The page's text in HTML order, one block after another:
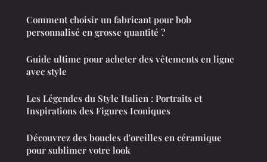
Comment choisir un fabricant pour bob
personnalisé en grosse quantité ?
Guide ultime pour acheter des vêtements en ligne
avec style
Les Légendes du Style Italien : Portraits et
Inspirations des Figures Iconiques
Découvrez des boucles d'oreilles en céramique
pour sublimer votre look